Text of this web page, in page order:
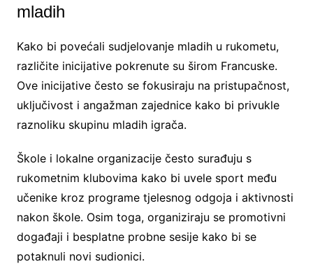
mladih
Kako bi povećali sudjelovanje mladih u rukometu,
različite inicijative pokrenute su širom Francuske.
Ove inicijative često se fokusiraju na pristupačnost,
uključivost i angažman zajednice kako bi privukle
raznoliku skupinu mladih igrača.
Škole i lokalne organizacije često surađuju s
rukometnim klubovima kako bi uvele sport među
učenike kroz programe tjelesnog odgoja i aktivnosti
nakon škole. Osim toga, organiziraju se promotivni
događaji i besplatne probne sesije kako bi se
potaknuli novi sudionici.